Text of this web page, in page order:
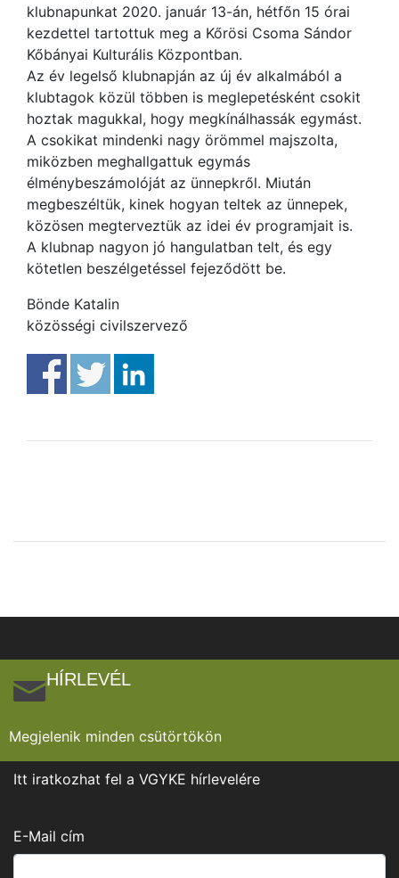
klubnapunkat 2020. január 13-án, hétfőn 15 órai
kezdettel tartottuk meg a Kőrösi Csoma Sándor
Kőbányai Kulturális Központban.
Az év legelső klubnapján az új év alkalmából a
klubtagok közül többen is meglepetésként csokit
hoztak magukkal, hogy megkínálhassák egymást.
A csokikat mindenki nagy örömmel majszolta,
miközben meghallgattuk egymás
élménybeszámolóját az ünnepkről. Miután
megbeszéltük, kinek hogyan teltek az ünnepek,
közösen megterveztük az idei év programjait is.
A klubnap nagyon jó hangulatban telt, és egy
kötetlen beszélgetéssel fejeződött be.
Bönde Katalin
közösségi civilszervező
HÍRLEVÉL
Megjelenik minden csütörtökön
Itt iratkozhat fel a VGYKE hírlevelére
E-Mail cím